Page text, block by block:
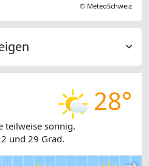
© MeteoSchweiz
28°
teilweise sonnig.
und 29 Grad.